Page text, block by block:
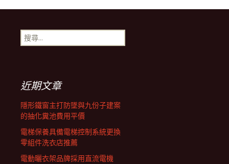
導
覽
列
搜
尋
近期文章
隱形鐵窗主打防墜與九份子建案
的抽化糞池費用平價
電梯保養具備電梯控制系統更換
零組件洗衣店推薦
電動曬衣架品牌採用直流電機